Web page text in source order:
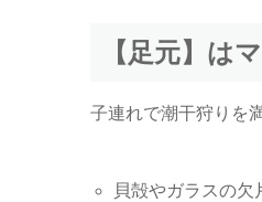
【足元】は
子連れで潮干狩りを
貝殻やガラスの欠